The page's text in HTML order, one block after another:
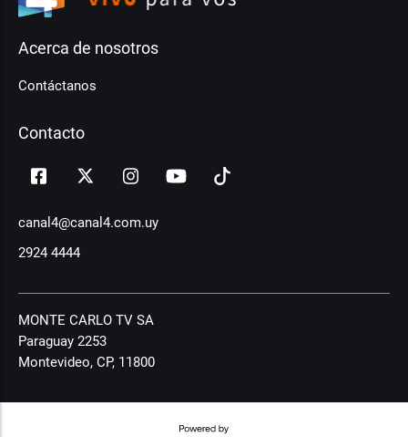
Acerca de nosotros
Contáctanos
Contacto
canal4@canal4.com.uy
2924 4444
MONTE CARLO TV SA
Paraguay 2253
Montevideo, CP, 11800